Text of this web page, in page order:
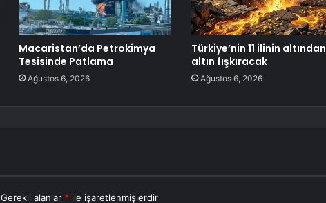
Macaristan’da Petrokimya
Tesisinde Patlama
Ağustos 6, 2026
Türkiye’nin 11 ilinin altından
altın fışkıracak
Ağustos 6, 2026
Gerekli alanlar * ile işaretlenmişlerdir